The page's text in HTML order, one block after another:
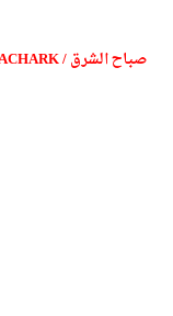
صباح الشرق / SABAHACHARK